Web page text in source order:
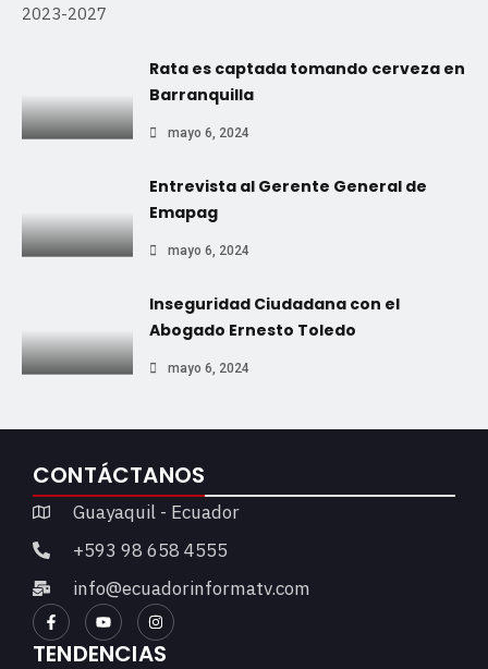
2023-2027
Rata es captada tomando cerveza en
Barranquilla
mayo 6, 2024
Entrevista al Gerente General de
Emapag
mayo 6, 2024
Inseguridad Ciudadana con el
Abogado Ernesto Toledo
mayo 6, 2024
CONTÁCTANOS
Guayaquil - Ecuador
+593 98 658 4555
info@ecuadorinformatv.com
TENDENCIAS